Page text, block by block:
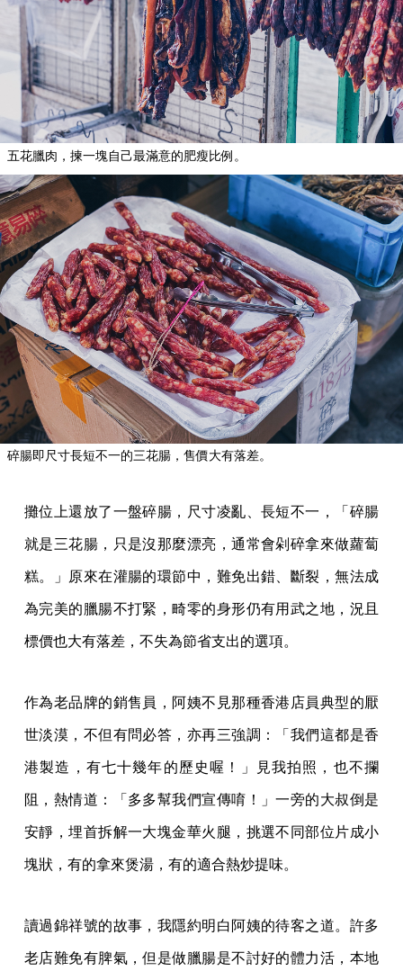
五花臘肉，揀一塊自己最滿意的肥瘦比例。
碎腸即尺寸長短不一的三花腸，售價大有落差。
攤位上還放了一盤碎腸，尺寸凌亂、長短不一，「碎腸
就是三花腸，只是沒那麼漂亮，通常會剁碎拿來做蘿蔔
糕。」原來在灌腸的環節中，難免出錯、斷裂，無法成
為完美的臘腸不打緊，畸零的身形仍有用武之地，況且
標價也大有落差，不失為節省支出的選項。
作為老品牌的銷售員，阿姨不見那種香港店員典型的厭
世淡漠，不但有問必答，亦再三強調：「我們這都是香
港製造，有七十幾年的歷史喔！」見我拍照，也不攔
阻，熱情道：「多多幫我們宣傳唷！」一旁的大叔倒是
安靜，埋首拆解一大塊金華火腿，挑選不同部位片成小
塊狀，有的拿來煲湯，有的適合熱炒提味。
讀過錦祥號的故事，我隱約明白阿姨的待客之道。許多
老店難免有脾氣，但是做臘腸是不討好的體力活，本地